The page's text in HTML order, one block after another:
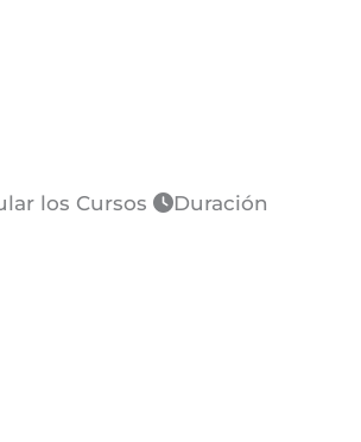
los Cursos
Duración